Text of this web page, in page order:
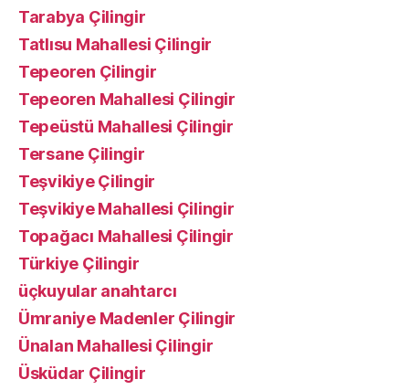
Tarabya Çilingir
Tatlısu Mahallesi Çilingir
Tepeoren Çilingir
Tepeoren Mahallesi Çilingir
Tepeüstü Mahallesi Çilingir
Tersane Çilingir
Teşvikiye Çilingir
Teşvikiye Mahallesi Çilingir
Topağacı Mahallesi Çilingir
Türkiye Çilingir
üçkuyular anahtarcı
Ümraniye Madenler Çilingir
Ünalan Mahallesi Çilingir
Üsküdar Çilingir